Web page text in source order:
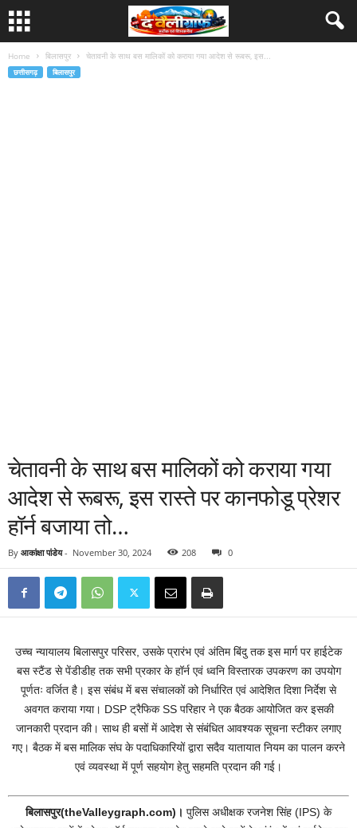
Home बिलासपुर चेतावनी के साथ बस मालिकों को कराया गया आदेश से रूबरू, इस...
छत्तीसगढ़ बिलासपुर
चेतावनी के साथ बस मालिकों को कराया गया
आदेश से रूबरू, इस रास्ते पर कानफोडू प्रेशर
हॉर्न बजाया तो…
By आकांक्षा पांडेय- November 30, 2024 208 0
उच्च न्यायालय बिलासपुर परिसर, उसके प्रारंभ एवं अंतिम बिंदु तक इस मार्ग पर हाईटेक
बस स्टैंड से पेंडीडीह तक सभी प्रकार के हॉर्न एवं ध्वनि विस्तारक उपकरण का उपयोग
पूर्णतः वर्जित है। इस संबंध में बस संचालकों को निर्धारित एवं आदेशित दिशा निर्देश से
अवगत कराया गया। DSP ट्रैफिक SS परिहार ने एक बैठक आयोजित कर इसकी
जानकारी प्रदान की। साथ ही बसों में आदेश से संबंधित आवश्यक सूचना स्टीकर लगाए
गए। बैठक में बस मालिक संघ के पदाधिकारियों द्वारा सदैव यातायात नियम का पालन करने
एवं व्यवस्था में पूर्ण सहयोग हेतु सहमति प्रदान की गई।
बिलासपुर(theValleygraph.com)। पुलिस अधीक्षक रजनेश सिंह (IPS) के